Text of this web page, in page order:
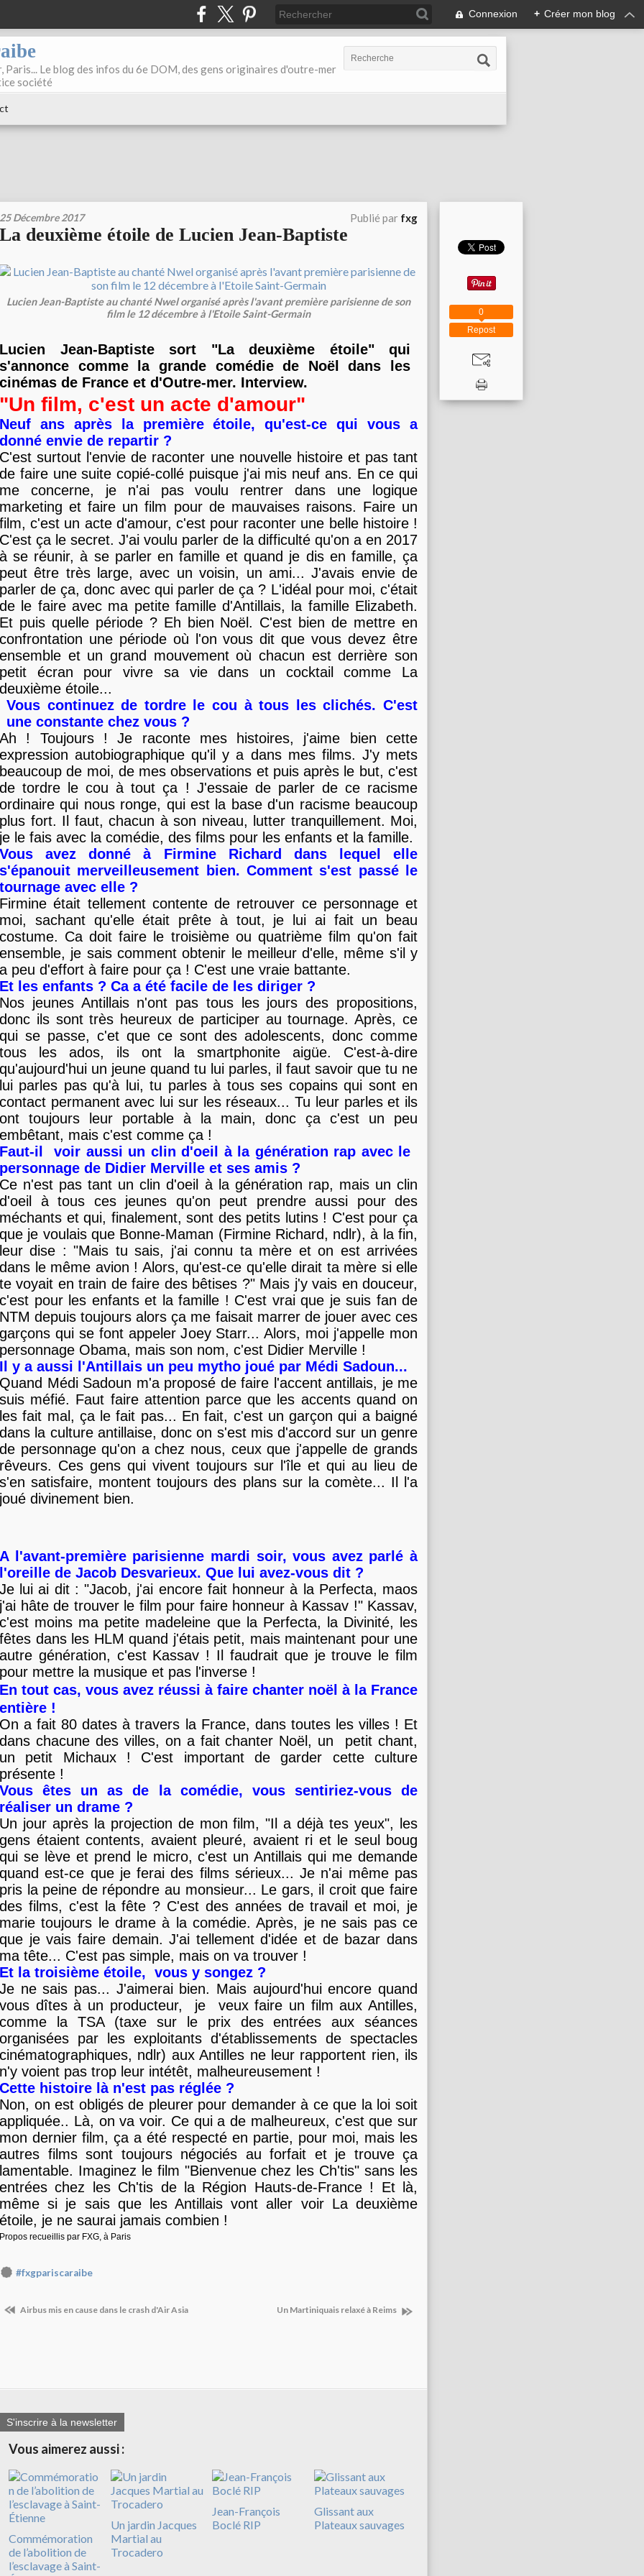
Connexion + Créer mon blog
Paris... Le blog des infos du 6e DOM, des gens originaires d'outre-mer
société
25 Décembre 2017 Publié par fxg
La deuxième étoile de Lucien Jean-Baptiste
Lucien Jean-Baptiste au chanté Nwel organisé après l'avant première parisienne de son
film le 12 décembre à l'Etoile Saint-Germain
Lucien Jean-Baptiste sort "La deuxième étoile" qui
s'annonce comme la grande comédie de Noël dans les
cinémas de France et d'Outre-mer. Interview.
"Un film, c'est un acte d'amour"
Neuf ans après la première étoile, qu'est-ce qui vous a
donné envie de repartir ?
C'est surtout l'envie de raconter une nouvelle histoire et pas tant
de faire une suite copié-collé puisque j'ai mis neuf ans. En ce qui
me concerne, je n'ai pas voulu rentrer dans une logique
marketing et faire un film pour de mauvaises raisons. Faire un
film, c'est un acte d'amour, c'est pour raconter une belle histoire !
C'est ça le secret. J'ai voulu parler de la difficulté qu'on a en 2017
à se réunir, à se parler en famille et quand je dis en famille, ça
peut être très large, avec un voisin, un ami... J'avais envie de
parler de ça, donc avec qui parler de ça ? L'idéal pour moi, c'était
de le faire avec ma petite famille d'Antillais, la famille Elizabeth.
Et puis quelle période ? Eh bien Noël. C'est bien de mettre en
confrontation une période où l'on vous dit que vous devez être
ensemble et un grand mouvement où chacun est derrière son
petit écran pour vivre sa vie dans un cocktail comme La
deuxième étoile...
Vous continuez de tordre le cou à tous les clichés. C'est
une constante chez vous ?
Ah ! Toujours ! Je raconte mes histoires, j'aime bien cette
expression autobiographique qu'il y a dans mes films. J'y mets
beaucoup de moi, de mes observations et puis après le but, c'est
de tordre le cou à tout ça ! J'essaie de parler de ce racisme
ordinaire qui nous ronge, qui est la base d'un racisme beaucoup
plus fort. Il faut, chacun à son niveau, lutter tranquillement. Moi,
je le fais avec la comédie, des films pour les enfants et la famille.
Vous avez donné à Firmine Richard dans lequel elle
s'épanouit merveilleusement bien. Comment s'est passé le
tournage avec elle ?
Firmine était tellement contente de retrouver ce personnage et
moi, sachant qu'elle était prête à tout, je lui ai fait un beau
costume. Ca doit faire le troisième ou quatrième film qu'on fait
ensemble, je sais comment obtenir le meilleur d'elle, même s'il y
a peu d'effort à faire pour ça ! C'est une vraie battante.
Et les enfants ? Ca a été facile de les diriger ?
Nos jeunes Antillais n'ont pas tous les jours des propositions,
donc ils sont très heureux de participer au tournage. Après, ce
qui se passe, c'et que ce sont des adolescents, donc comme
tous les ados, ils ont la smartphonite aigüe. C'est-à-dire
qu'aujourd'hui un jeune quand tu lui parles, il faut savoir que tu ne
lui parles pas qu'à lui, tu parles à tous ses copains qui sont en
contact permanent avec lui sur les réseaux... Tu leur parles et ils
ont toujours leur portable à la main, donc ça c'est un peu
embêtant, mais c'est comme ça !
Faut-il voir aussi un clin d'oeil à la génération rap avec le
personnage de Didier Merville et ses amis ?
Ce n'est pas tant un clin d'oeil à la génération rap, mais un clin
d'oeil à tous ces jeunes qu'on peut prendre aussi pour des
méchants et qui, finalement, sont des petits lutins ! C'est pour ça
que je voulais que Bonne-Maman (Firmine Richard, ndlr), à la fin,
leur dise : "Mais tu sais, j'ai connu ta mère et on est arrivées
dans le même avion ! Alors, qu'est-ce qu'elle dirait ta mère si elle
te voyait en train de faire des bêtises ?" Mais j'y vais en douceur,
c'est pour les enfants et la famille ! C'est vrai que je suis fan de
NTM depuis toujours alors ça me faisait marrer de jouer avec ces
garçons qui se font appeler Joey Starr... Alors, moi j'appelle mon
personnage Obama, mais son nom, c'est Didier Merville !
Il y a aussi l'Antillais un peu mytho joué par Médi Sadoun...
Quand Médi Sadoun m'a proposé de faire l'accent antillais, je me
suis méfié. Faut faire attention parce que les accents quand on
les fait mal, ça le fait pas... En fait, c'est un garçon qui a baigné
dans la culture antillaise, donc on s'est mis d'accord sur un genre
de personnage qu'on a chez nous, ceux que j'appelle de grands
rêveurs. Ces gens qui vivent toujours sur l'île et qui au lieu de
s'en satisfaire, montent toujours des plans sur la comète... Il l'a
joué divinement bien.
A l'avant-première parisienne mardi soir, vous avez parlé à
l'oreille de Jacob Desvarieux. Que lui avez-vous dit ?
Je lui ai dit : "Jacob, j'ai encore fait honneur à la Perfecta, maos
j'ai hâte de trouver le film pour faire honneur à Kassav !" Kassav,
c'est moins ma petite madeleine que la Perfecta, la Divinité, les
fêtes dans les HLM quand j'étais petit, mais maintenant pour une
autre génération, c'est Kassav ! Il faudrait que je trouve le film
pour mettre la musique et pas l'inverse !
En tout cas, vous avez réussi à faire chanter noël à la France
entière !
On a fait 80 dates à travers la France, dans toutes les villes ! Et
dans chacune des villes, on a fait chanter Noël, un petit chant,
un petit Michaux ! C'est important de garder cette culture
présente !
Vous êtes un as de la comédie, vous sentiriez-vous de
réaliser un drame ?
Un jour après la projection de mon film, "Il a déjà tes yeux", les
gens étaient contents, avaient pleuré, avaient ri et le seul boug
qui se lève et prend le micro, c'est un Antillais qui me demande
quand est-ce que je ferai des films sérieux... Je n'ai même pas
pris la peine de répondre au monsieur... Le gars, il croit que faire
des films, c'est la fête ? C'est des années de travail et moi, je
marie toujours le drame à la comédie. Après, je ne sais pas ce
que je vais faire demain. J'ai tellement d'idée et de bazar dans
ma tête... C'est pas simple, mais on va trouver !
Et la troisième étoile, vous y songez ?
Je ne sais pas... J'aimerai bien. Mais aujourd'hui encore quand
vous dîtes à un producteur, je veux faire un film aux Antilles,
comme la TSA(taxe sur le prix des entrées aux séances
organisées par les exploitants d'établissements de spectacles
cinématographiques, ndlr) aux Antilles ne leur rapportent rien, ils
n'y voient pas trop leur intétêt, malheureusement !
Cette histoire là n'est pas réglée ?
Non, on est obligés de pleurer pour demander à ce que la loi soit
appliquée.. Là, on va voir. Ce qui a de malheureux, c'est que sur
mon dernier film, ça a été respecté en partie, pour moi, mais les
autres films sont toujours négociés au forfait et je trouve ça
lamentable. Imaginez le film "Bienvenue chez les Ch'tis" sans les
entrées chez les Ch'tis de la Région Hauts-de-France ! Et là,
même si je sais que les Antillais vont aller voir La deuxième
étoile, je ne saurai jamais combien !
Propos recueillis par FXG, à Paris
#fxgpariscaraibe
Airbus mis en cause dans le crash d'Air Asia Un Martiniquais relaxé à Reims
S'inscrire à la newsletter
Vous aimerez aussi :
Commémoration
de l’abolition de
l’esclavage à Saint-
Un jardin Jacques
Martial au
Trocadero
Jean-François
Boclé RIP
Glissant aux
Plateaux sauvages
Repost
0